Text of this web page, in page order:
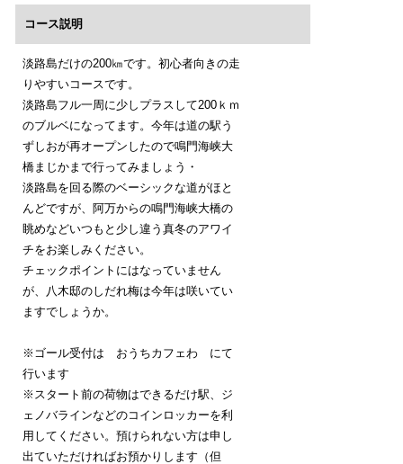
コース説明
淡路島だけの200㎞です。初心者向きの走
りやすいコースです。
淡路島フル一周に少しプラスして200ｋｍ
のブルベになってます。今年は道の駅う
ずしおが再オープンしたので鳴門海峡大
橋まじかまで行ってみましょう・
淡路島を回る際のベーシックな道がほと
んどですが、阿万からの鳴門海峡大橋の
眺めなどいつもと少し違う真冬のアワイ
チをお楽しみください。
チェックポイントにはなっていません
が、八木邸のしだれ梅は今年は咲いてい
ますでしょうか。
※ゴール受付は おうちカフェわ にて
行います
※スタート前の荷物はできるだけ駅、ジ
ェノバラインなどのコインロッカーを利
用してください。預けられない方は申し
出ていただければお預かりします（但